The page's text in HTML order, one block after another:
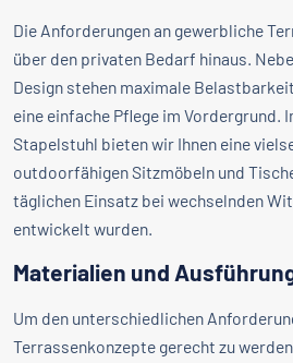
Die Anforderungen an gewerbliche
über den privaten Bedarf hinaus.
Design stehen maximale
eine einfache Pflege im Vordergrund.
Stapelstuhl bieten wir Ihnen eine
outdoorfähigen Sitzmöbeln und
täglichen Einsatz bei wechselnden
entwickelt wurden.
Materialien und
Um den unterschiedlichen
Terrassenkonzepte gerecht zu